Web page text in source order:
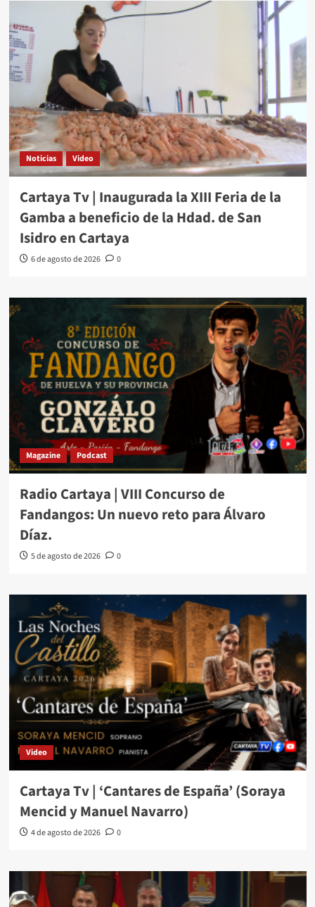
Noticias Video
Cartaya Tv | Inaugurada la XIII Feria de la
Gamba a beneficio de la Hdad. de San
Isidro en Cartaya
6 de agosto de 2026 0
Magazine Podcast
Radio Cartaya | VIII Concurso de
Fandangos: Un nuevo reto para Álvaro
Díaz.
5 de agosto de 2026 0
Video
Cartaya Tv | ‘Cantares de España’ (Soraya
Mencid y Manuel Navarro)
4 de agosto de 2026 0